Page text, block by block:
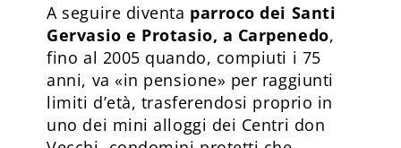
A seguire diventa parroco dei Santi
Gervasio e Protasio, a Carpenedo,
fino al 2005 quando, compiuti i 75
anni, va «in pensione» per raggiunti
limiti d’età, trasferendosi proprio in
uno dei mini alloggi dei Centri don